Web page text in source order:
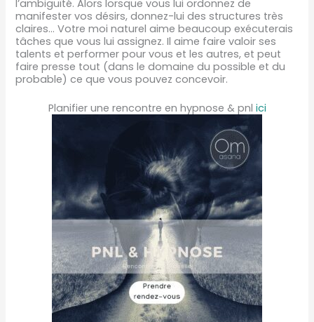
l’ambiguïté. Alors lorsque vous lui ordonnez de
manifester vos désirs, donnez-lui des structures très
claires… Votre moi naturel aime beaucoup exécuterais
tâches que vous lui assignez. Il aime faire valoir ses
talents et performer pour vous et les autres, et peut
faire presse tout (dans le domaine du possible et du
probable) ce que vous pouvez concevoir.
Planifier une rencontre en hypnose & pnl ici